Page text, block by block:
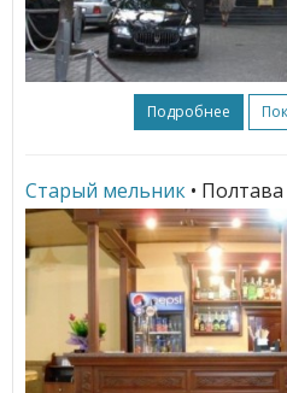
Подробнее
Старый мельник • Полтава